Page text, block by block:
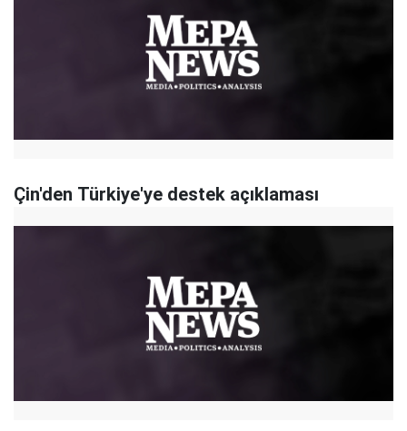
Çin'den Türkiye'ye destek açıklaması